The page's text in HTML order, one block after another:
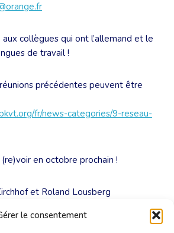
le consentement
collègues qui ont l’allemand et le
de travail !
précédentes peuvent être
fr/news-categories/9-reseau-
en octobre prochain !
et Roland Lousberg